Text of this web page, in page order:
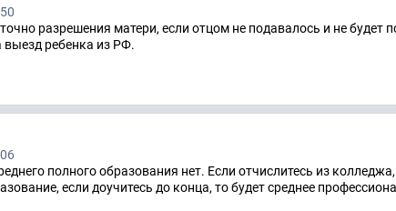
разрешения матери, если отцом не подавалось и не будет
выезд ребенка из РФ.
полного образования нет. Если отчислитесь из
если доучитесь до конца, то будет среднее